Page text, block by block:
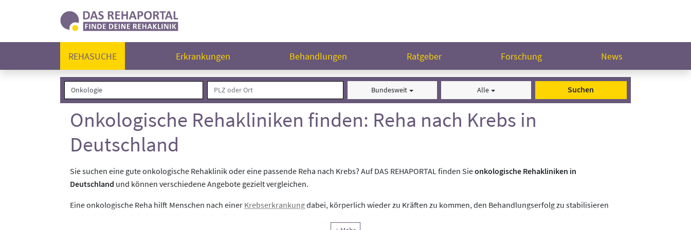
REHASUCHE Erkrankungen Behandlungen Ratgeber Forschung News
Bundesweit Alle Suchen
Onkologische Rehakliniken finden: Reha nach Krebs in
Deutschland
Sie suchen eine gute onkologische Rehaklinik oder eine passende Reha nach Krebs? Auf DAS REHAPORTAL finden Sieonkologische Rehakliniken in
Deutschland und können verschiedene Angebote gezielt vergleichen.
Eine onkologische Reha hilft Menschen nach einer Krebserkrankungdabei, körperlich wieder zu Kräften zu kommen, den Behandlungserfolg zu stabilisieren